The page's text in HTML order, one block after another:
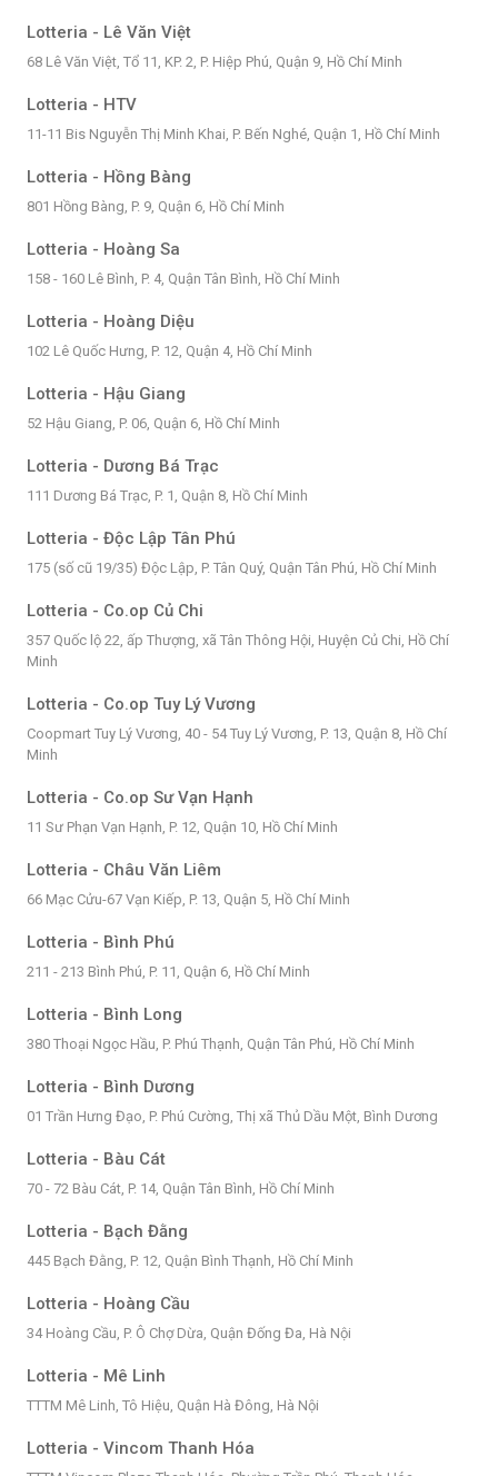
Lotteria - Lê Văn Việt
68 Lê Văn Việt, Tổ 11, KP. 2, P. Hiệp Phú, Quận 9, Hồ Chí Minh
Lotteria - HTV
11-11 Bis Nguyễn Thị Minh Khai, P. Bến Nghé, Quận 1, Hồ Chí Minh
Lotteria - Hồng Bàng
801 Hồng Bàng, P. 9, Quận 6, Hồ Chí Minh
Lotteria - Hoàng Sa
158 - 160 Lê Bình, P. 4, Quận Tân Bình, Hồ Chí Minh
Lotteria - Hoàng Diệu
102 Lê Quốc Hưng, P. 12, Quận 4, Hồ Chí Minh
Lotteria - Hậu Giang
52 Hậu Giang, P. 06, Quận 6, Hồ Chí Minh
Lotteria - Dương Bá Trạc
111 Dương Bá Trạc, P. 1, Quận 8, Hồ Chí Minh
Lotteria - Độc Lập Tân Phú
175 (số cũ 19/35) Độc Lập, P. Tân Quý, Quận Tân Phú, Hồ Chí Minh
Lotteria - Co.op Củ Chi
357 Quốc lộ 22, ấp Thượng, xã Tân Thông Hội, Huyện Củ Chi, Hồ Chí
Minh
Lotteria - Co.op Tuy Lý Vương
Coopmart Tuy Lý Vương, 40 - 54 Tuy Lý Vương, P. 13, Quận 8, Hồ Chí
Minh
Lotteria - Co.op Sư Vạn Hạnh
11 Sư Phạn Vạn Hạnh, P. 12, Quận 10, Hồ Chí Minh
Lotteria - Châu Văn Liêm
66 Mạc Cửu-67 Vạn Kiếp, P. 13, Quận 5, Hồ Chí Minh
Lotteria - Bình Phú
211 - 213 Bình Phú, P. 11, Quận 6, Hồ Chí Minh
Lotteria - Bình Long
380 Thoại Ngọc Hầu, P. Phú Thạnh, Quận Tân Phú, Hồ Chí Minh
Lotteria - Bình Dương
01 Trần Hưng Đạo, P. Phú Cường, Thị xã Thủ Dầu Một, Bình Dương
Lotteria - Bàu Cát
70 - 72 Bàu Cát, P. 14, Quận Tân Bình, Hồ Chí Minh
Lotteria - Bạch Đằng
445 Bạch Đằng, P. 12, Quận Bình Thạnh, Hồ Chí Minh
Lotteria - Hoàng Cầu
34 Hoàng Cầu, P. Ô Chợ Dừa, Quận Đống Đa, Hà Nội
Lotteria - Mê Linh
TTTM Mê Linh, Tô Hiệu, Quận Hà Đông, Hà Nội
Lotteria - Vincom Thanh Hóa